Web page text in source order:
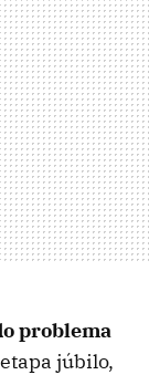
problema
júbilo,